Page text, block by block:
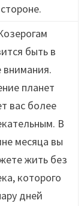
быть в
внимания.
планет
вас более
В
месяца вы
жить без
которого
дней